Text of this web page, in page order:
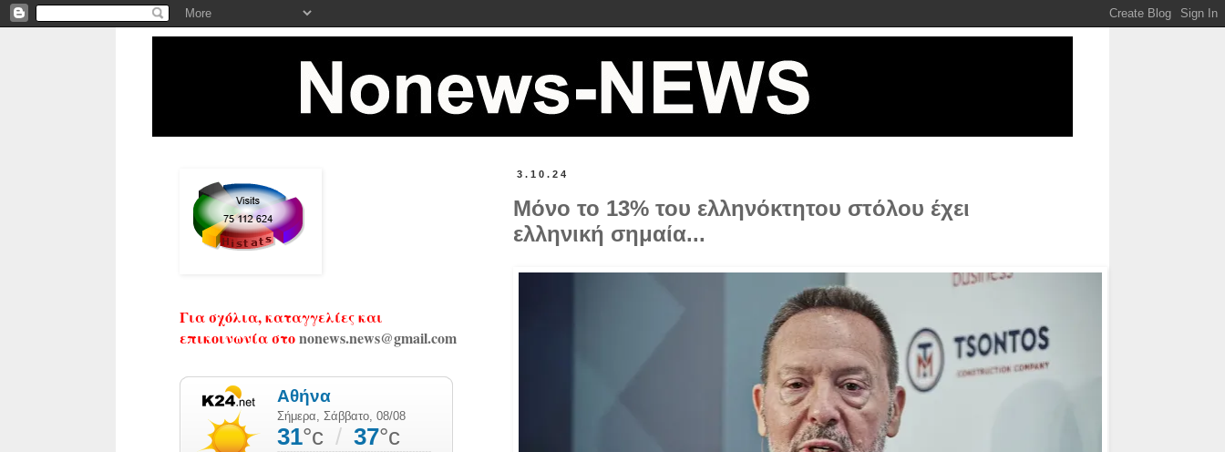
3.10.24
Μόνο το 13% του ελληνόκτητου στόλου έχει
ελληνική σημαία...
Για σχόλια, καταγγελίες και
επικοινωνία στοnonews.news@gmail.com